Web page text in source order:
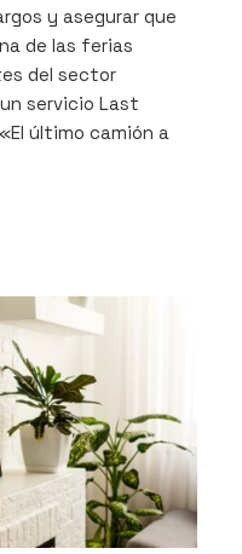
y asegurar que
de las ferias
del sector
servicio Last
último camión a